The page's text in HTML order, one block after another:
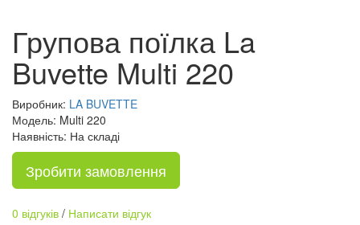
Групова поїлка La
Buvette Multi 220
Виробник: LA BUVETTE
Модель: Multi 220
Наявність: На складі
Зробити замовлення
0 відгуків / Написати відгук